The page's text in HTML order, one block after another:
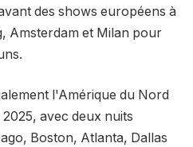
des shows européens à
Amsterdam et Milan pour
l'Amérique du Nord
avec deux nuits
Boston, Atlanta, Dallas